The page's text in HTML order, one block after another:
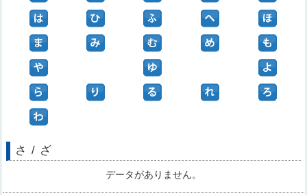
さ / ざ
データがありません。